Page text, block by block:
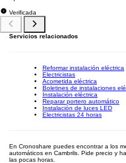
Verificada
Servicios relacionados
Reformar instalación eléctrica
Electricistas
Acometida eléctrica
Boletines de instalaciones
Instalación eléctrica
Reparar portero automático
Instalación de luces LED
Electricistas 24 horas
En Cronoshare puedes encontrar a los
automáticos en Cambrils. Pide precio y
las pocas horas.